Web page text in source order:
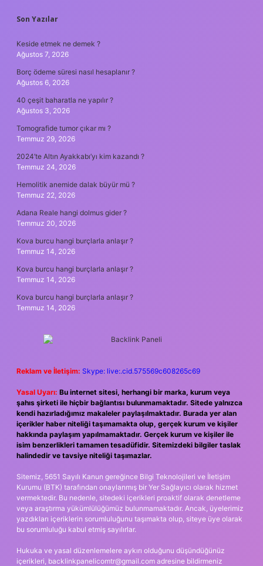
SIDEBAR
Son Yazılar
Keside etmek ne demek ?
Ağustos 7, 2026
Borç ödeme süresi nasıl hesaplanır ?
Ağustos 6, 2026
40 çeşit baharatla ne yapılır ?
Ağustos 3, 2026
Tomografide tumor çıkar mı ?
Temmuz 29, 2026
2024’te Altın Ayakkabı’yı kim kazandı ?
Temmuz 24, 2026
Hemolitik anemide dalak büyür mü ?
Temmuz 22, 2026
Adana Reale hangi dolmus gider ?
Temmuz 20, 2026
Kova burcu hangi burçlarla anlaşır ?
Temmuz 14, 2026
Kova burcu hangi burçlarla anlaşır ?
Temmuz 14, 2026
Kova burcu hangi burçlarla anlaşır ?
Temmuz 14, 2026
Reklam ve İletişim: Skype: live:.cid.575569c608265c69
Yasal Uyarı: Bu internet sitesi, herhangi bir marka, kurum veya
şahıs şirketi ile hiçbir bağlantısı bulunmamaktadır. Sitede yalnızca
kendi hazırladığımız makaleler paylaşılmaktadır. Burada yer alan
içerikler haber niteliği taşımamakta olup, gerçek kurum ve kişiler
hakkında paylaşım yapılmamaktadır. Gerçek kurum ve kişiler ile
isim benzerlikleri tamamen tesadüfidir. Sitemizdeki bilgiler taslak
halindedir ve tavsiye niteliği taşımazlar.
Sitemiz, 5651 Sayılı Kanun gereğince Bilgi Teknolojileri ve İletişim
Kurumu (BTK) tarafından onaylanmış bir Yer Sağlayıcı olarak hizmet
vermektedir. Bu nedenle, sitedeki içerikleri proaktif olarak denetleme
veya araştırma yükümlülüğümüz bulunmamaktadır. Ancak, üyelerimiz
yazdıkları içeriklerin sorumluluğunu taşımakta olup, siteye üye olarak
bu sorumluluğu kabul etmiş sayılırlar.
Hukuka ve yasal düzenlemelere aykırı olduğunu düşündüğünüz
içerikleri, backlinkpanelicomtr@gmail.com adresine bildirmeniz